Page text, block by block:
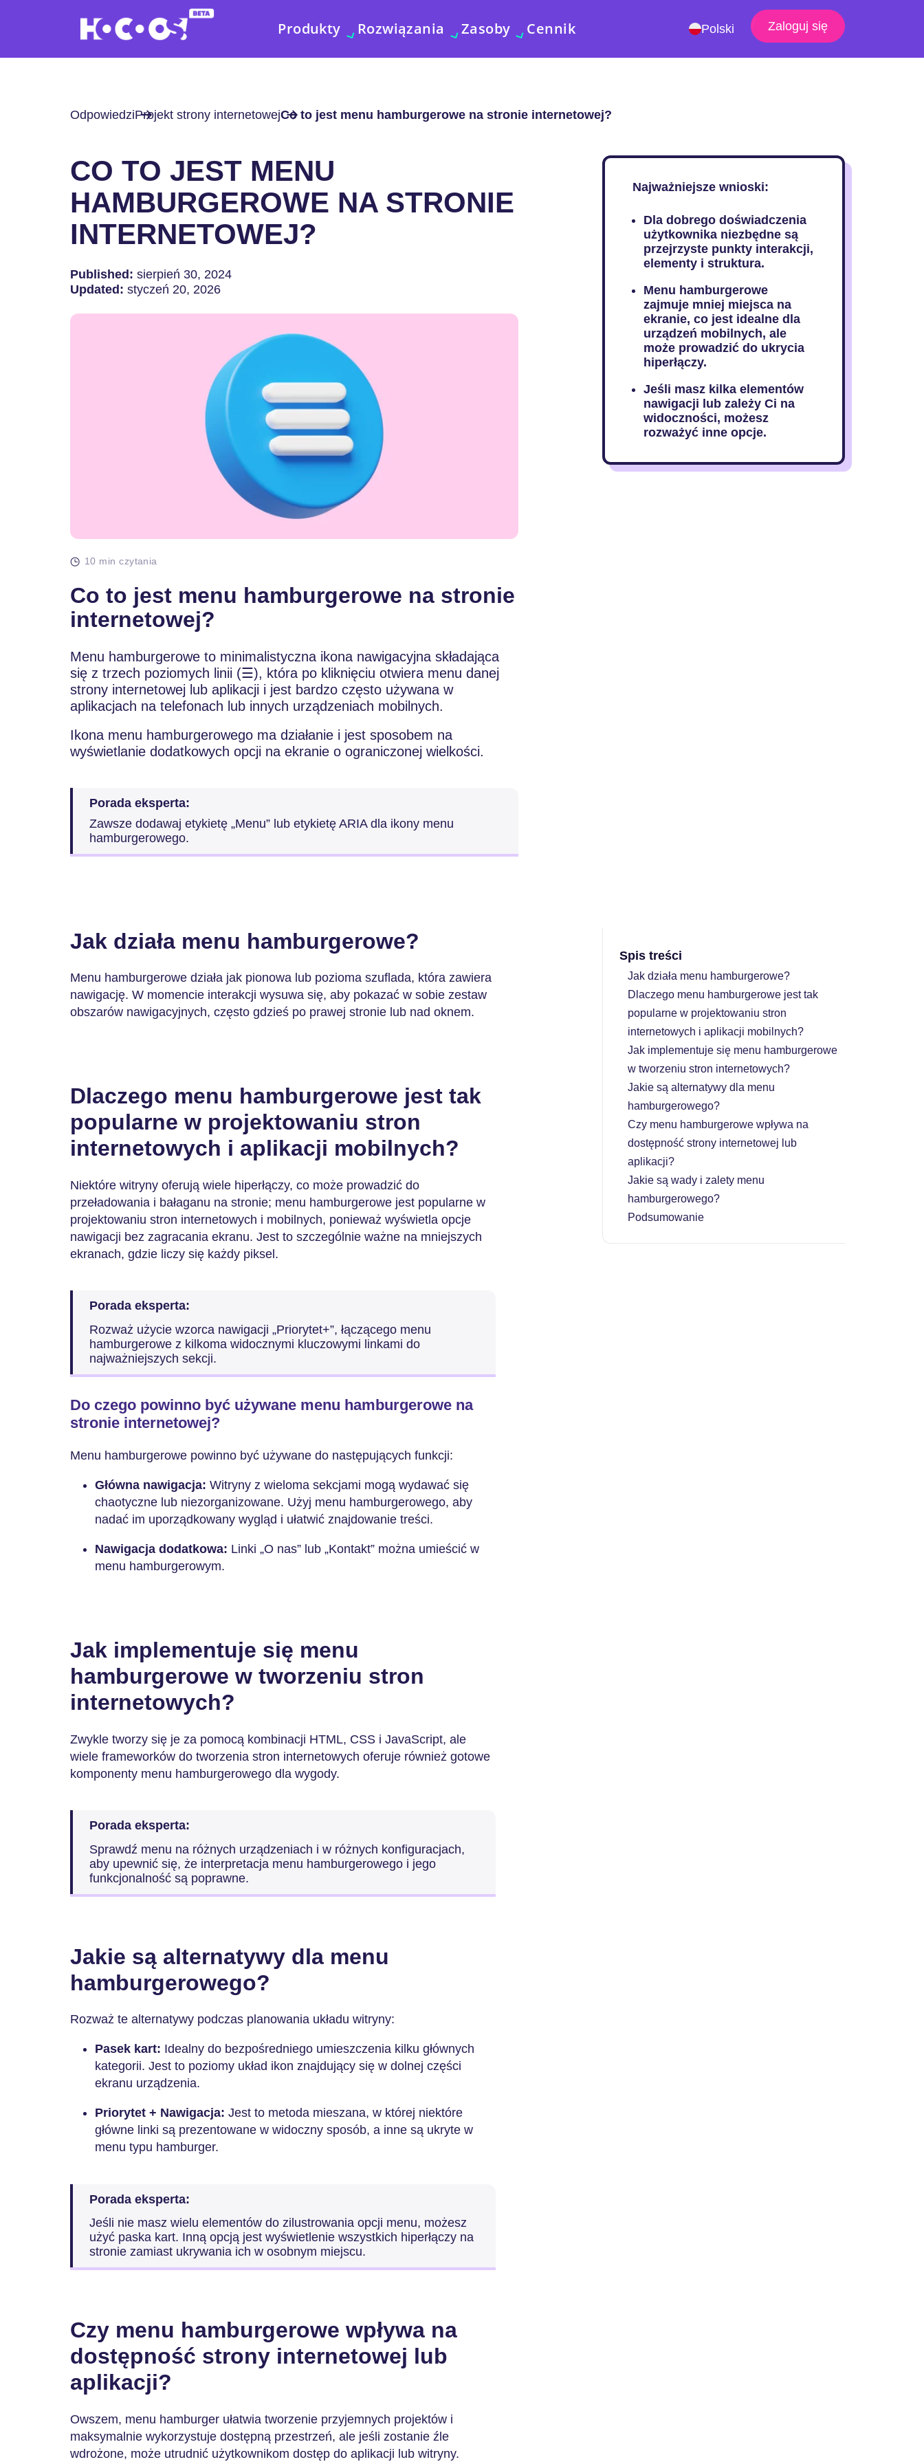
Produkty Rozwiązania Zasoby Cennik Polski Zaloguj się
OdpowiedziProjekt strony internetowejCo to jest menu hamburgerowe na stronie internetowej?
CO TO JEST MENU
HAMBURGEROWE NA STRONIE
INTERNETOWEJ?
Published: sierpień 30, 2024
Updated: styczeń 20, 2026
10 min czytania
Co to jest menu hamburgerowe na stronie
internetowej?
Menu hamburgerowe to minimalistyczna ikona nawigacyjna składająca
się z trzech poziomych linii (☰), która po kliknięciu otwiera menu danej
strony internetowej lub aplikacji i jest bardzo często używana w
aplikacjach na telefonach lub innych urządzeniach mobilnych.
Ikona menu hamburgerowego ma działanie i jest sposobem na
wyświetlanie dodatkowych opcji na ekranie o ograniczonej wielkości.
Porada eksperta:
Zawsze dodawaj etykietę „Menu” lub etykietę ARIA dla ikony menu
hamburgerowego.
Najważniejsze wnioski:
Dla dobrego doświadczenia
użytkownika niezbędne są
przejrzyste punkty interakcji,
elementy i struktura.
Menu hamburgerowe
zajmuje mniej miejsca na
ekranie, co jest idealne dla
urządzeń mobilnych, ale
może prowadzić do ukrycia
hiperłączy.
Jeśli masz kilka elementów
nawigacji lub zależy Ci na
widoczności, możesz
rozważyć inne opcje.
Jak działa menu hamburgerowe?
Menu hamburgerowe działa jak pionowa lub pozioma szuflada, która zawiera
nawigację. W momencie interakcji wysuwa się, aby pokazać w sobie zestaw
obszarów nawigacyjnych, często gdzieś po prawej stronie lub nad oknem.
Dlaczego menu hamburgerowe jest tak
popularne w projektowaniu stron
internetowych i aplikacji mobilnych?
Niektóre witryny oferują wiele hiperłączy, co może prowadzić do
przeładowania i bałaganu na stronie; menu hamburgerowe jest popularne w
projektowaniu stron internetowych i mobilnych, ponieważ wyświetla opcje
nawigacji bez zagracania ekranu. Jest to szczególnie ważne na mniejszych
ekranach, gdzie liczy się każdy piksel.
Porada eksperta:
Rozważ użycie wzorca nawigacji „Priorytet+”, łączącego menu
hamburgerowe z kilkoma widocznymi kluczowymi linkami do
najważniejszych sekcji.
Do czego powinno być używane menu hamburgerowe na
stronie internetowej?
Menu hamburgerowe powinno być używane do następujących funkcji:
Główna nawigacja: Witryny z wieloma sekcjami mogą wydawać się
chaotyczne lub niezorganizowane. Użyj menu hamburgerowego, aby
nadać im uporządkowany wygląd i ułatwić znajdowanie treści.
Nawigacja dodatkowa: Linki „O nas” lub „Kontakt” można umieścić w
menu hamburgerowym.
Jak implementuje się menu
hamburgerowe w tworzeniu stron
internetowych?
Zwykle tworzy się je za pomocą kombinacji HTML, CSS i JavaScript, ale
wiele frameworków do tworzenia stron internetowych oferuje również gotowe
komponenty menu hamburgerowego dla wygody.
Porada eksperta:
Sprawdź menu na różnych urządzeniach i w różnych konfiguracjach,
aby upewnić się, że interpretacja menu hamburgerowego i jego
funkcjonalność są poprawne.
Jakie są alternatywy dla menu
hamburgerowego?
Rozważ te alternatywy podczas planowania układu witryny:
Pasek kart: Idealny do bezpośredniego umieszczenia kilku głównych
kategorii. Jest to poziomy układ ikon znajdujący się w dolnej części
ekranu urządzenia.
Priorytet + Nawigacja: Jest to metoda mieszana, w której niektóre
główne linki są prezentowane w widoczny sposób, a inne są ukryte w
menu typu hamburger.
Porada eksperta:
Jeśli nie masz wielu elementów do zilustrowania opcji menu, możesz
użyć paska kart. Inną opcją jest wyświetlenie wszystkich hiperłączy na
stronie zamiast ukrywania ich w osobnym miejscu.
Czy menu hamburgerowe wpływa na
dostępność strony internetowej lub
aplikacji?
Owszem, menu hamburger ułatwia tworzenie przyjemnych projektów i
maksymalnie wykorzystuje dostępną przestrzeń, ale jeśli zostanie źle
wdrożone, może utrudnić użytkownikom dostęp do aplikacji lub witryny.
Spis treści
Jak działa menu hamburgerowe?
Dlaczego menu hamburgerowe jest tak
popularne w projektowaniu stron
internetowych i aplikacji mobilnych?
Jak implementuje się menu hamburgerowe
w tworzeniu stron internetowych?
Jakie są alternatywy dla menu
hamburgerowego?
Czy menu hamburgerowe wpływa na
dostępność strony internetowej lub
aplikacji?
Jakie są wady i zalety menu
hamburgerowego?
Podsumowanie